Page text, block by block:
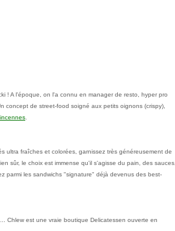
! A l'époque, on l'a connu en manager de resto, hyper pro
de street-food soigné aux petits oignons (crispy),
ultra fraîches et colorées, garnissez très généreusement de
sûr, le choix est immense qu'il s'agisse du pain, des sauces,
parmi les sandwichs "signature" déjà devenus des best-
Chlew est une vraie boutique Delicatessen ouverte en